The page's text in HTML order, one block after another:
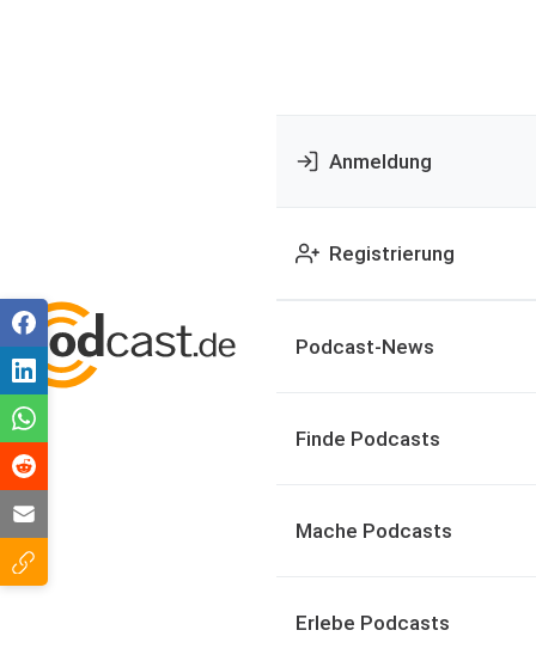
Anmeldung
Registrierung
Podcast-News
Finde Podcasts
Mache Podcasts
Erlebe Podcasts